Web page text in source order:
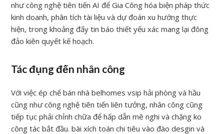
như công nghệ tiên tiến AI để Gia Công hóa biện pháp thức
kinh doanh, phân tích tài liệu và dự đoán xu hướng thực
hiện, trong khoảng đấy tin báo thiết yếu xác mang lại đông
đảo kiên quyết kế hoạch.
Tác đụng đến nhân công
Với việc ép chế bán nhà belhomes vsip hải phòng và hầu
cũng như công nghệ tiên tiến liên tưởng, nhân công cũng
tiếp tục phải chỉnh chữa để hấp dẫn mê nghi và chặng ko
công tác bắt đầu. bài xích toán chi tiêu vào đào desgin và